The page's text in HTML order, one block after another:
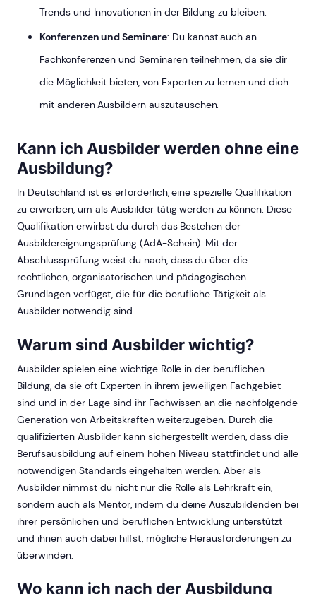
Trends und Innovationen in der Bildung zu bleiben.
Konferenzen und Seminare: Du kannst auch an
Fachkonferenzen und Seminaren teilnehmen, da sie dir
die Möglichkeit bieten, von Experten zu lernen und dich
mit anderen Ausbildern auszutauschen.
Kann ich Ausbilder werden ohne eine
Ausbildung?
In Deutschland ist es erforderlich, eine spezielle Qualifikation
zu erwerben, um als Ausbilder tätig werden zu können. Diese
Qualifikation erwirbst du durch das Bestehen der
Ausbildereignungsprüfung (AdA-Schein). Mit der
Abschlussprüfung weist du nach, dass du über die
rechtlichen, organisatorischen und pädagogischen
Grundlagen verfügst, die für die berufliche Tätigkeit als
Ausbilder notwendig sind.
Warum sind Ausbilder wichtig?
Ausbilder spielen eine wichtige Rolle in der beruflichen
Bildung, da sie oft Experten in ihrem jeweiligen Fachgebiet
sind und in der Lage sind ihr Fachwissen an die nachfolgende
Generation von Arbeitskräften weiterzugeben. Durch die
qualifizierten Ausbilder kann sichergestellt werden, dass die
Berufsausbildung auf einem hohen Niveau stattfindet und alle
notwendigen Standards eingehalten werden. Aber als
Ausbilder nimmst du nicht nur die Rolle als Lehrkraft ein,
sondern auch als Mentor, indem du deine Auszubildenden bei
ihrer persönlichen und beruflichen Entwicklung unterstützt
und ihnen auch dabei hilfst, mögliche Herausforderungen zu
überwinden.
Wo kann ich nach der Ausbildung